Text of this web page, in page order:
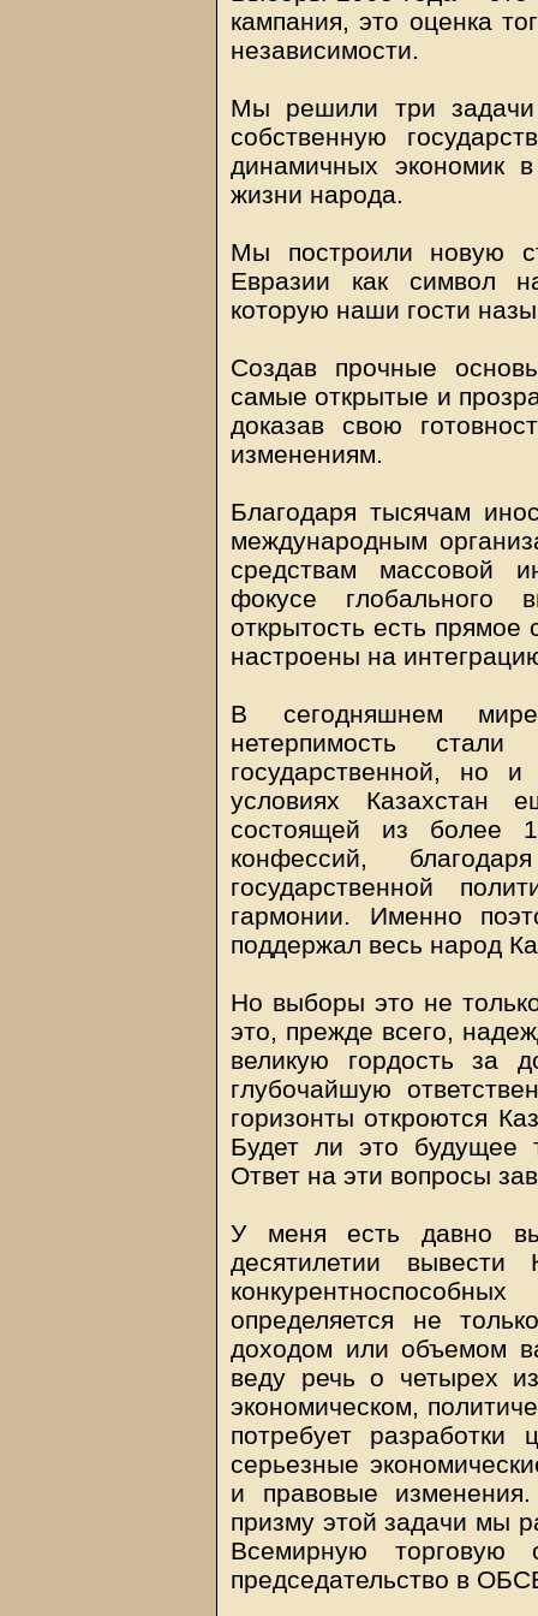
кампания, это оценка
независимости.
Мы решили три задачи
собственную
динамичных экономик
жизни народа.
Мы построили новую
Евразии как символ
которую наши гости
Создав прочные
самые открытые и
доказав свою
изменениям.
Благодаря тысячам
международным
средствам массовой
фокусе глобального
открытость есть прямое
настроены на
В сегодняшнем
нетерпимость
государственной, но
условиях Казахстан
состоящей из более
конфессий,
государственной
гармонии. Именно
поддержал весь народ
Но выборы это не
это, прежде всего,
великую гордость за
глубочайшую
горизонты откроются
Будет ли это будущее
Ответ на эти вопросы
У меня есть давно
десятилетии
определяется не
доходом или объемом
веду речь о четырех
экономическом,
потребует разработки
серьезные
и правовые
призму этой задачи мы
Всемирную
председательство в